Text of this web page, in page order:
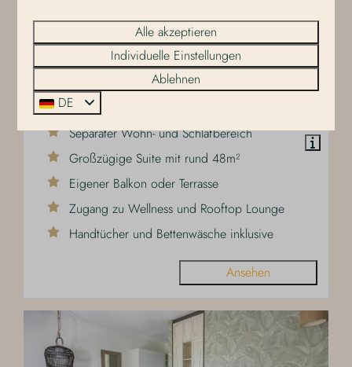
395 €
Royal Duynsuite - Haustiere willkommen
Niederlande, Nordholland, De Koog
2
2
Separater Wohn- und Schlafbereich
Großzügige Suite mit rund 48m²
Eigener Balkon oder Terrasse
Zugang zu Wellness und Rooftop Lounge
Handtücher und Bettenwäsche inklusive
Ansehen
Alle akzeptieren
Individuelle Einstellungen
Ablehnen
DE